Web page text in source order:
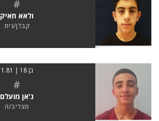
#
ולאא חאיק
קבלן/נית
בן 18 | 1.81
#
ג'אן מועלם
מצליב/ה